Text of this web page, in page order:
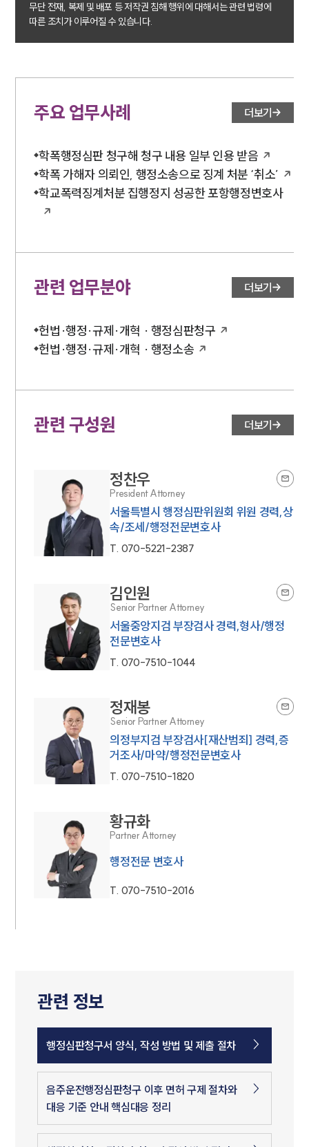
무단 전재, 복제 및 배포 등 저작권 침해 행위에 대해서는 관련 법령에
따른 조치가 이루어질 수 있습니다.
주요 업무사례 더보기
학폭행정심판 청구해 청구 내용 일부 인용 받음
학폭 가해자 의뢰인, 행정소송으로 징계 처분 ‘취소’
학교폭력징계처분 집행정지 성공한 포항행정변호사
관련 업무분야 더보기
헌법·행정·규제·개혁 · 행정심판청구
헌법·행정·규제·개혁 · 행정소송
관련 구성원 더보기
정찬우
President Attorney
서울특별시 행정심판위원회 위원 경력,상
속/조세/행정전문변호사
T. 070-5221-2387
김인원
Senior Partner Attorney
서울중앙지검 부장검사 경력,형사/행정
전문변호사
T. 070-7510-1044
정재봉
Senior Partner Attorney
의정부지검 부장검사[재산범죄] 경력,증
거조사/마약/행정전문변호사
T. 070-7510-1820
황규화
Partner Attorney
행정전문 변호사
T. 070-7510-2016
관련 정보
행정심판청구서 양식, 작성 방법 및 제출 절차
음주운전행정심판청구 이후 면허 구제 절차와
대응 기준 안내 핵심대응 정리